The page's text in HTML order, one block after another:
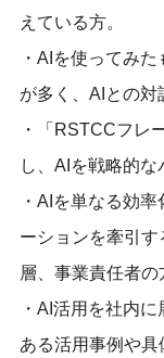
えている方。
・AIを使ってみ
が多く、AIとの対
・「RSTCCフレ
し、AIを戦略的な
・AIを単なる効
ーションを牽引す
層、事業責任者の
・AI活用を社内
ある活用事例や